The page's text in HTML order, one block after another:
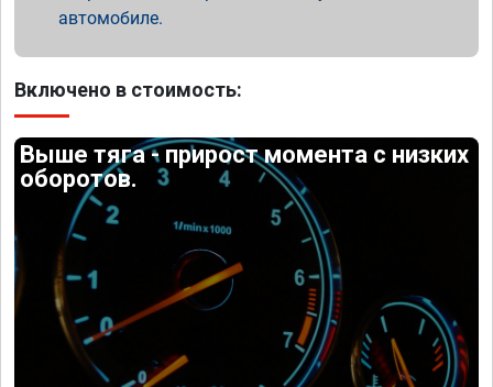
автомобиле.
Включено в стоимость:
Выше тяга - прирост момента с низких
оборотов.